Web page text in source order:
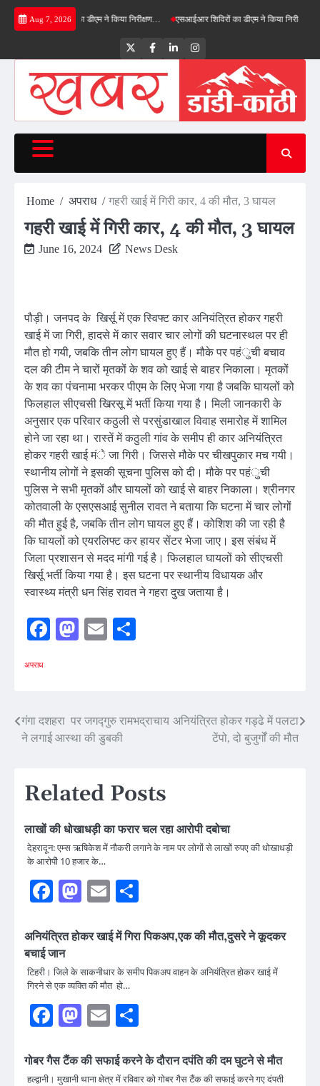
Skip
Aug 7, 2026
बाईपास का डीएम ने किया निरीक्षण… एसआईआर शिविरों का डीएम ने किया निरीक्षण,
TwitterFacebookLinkedInInstagram
Home अपराध गहरी खाई में गिरी कार, 4 की मौत, 3 घायल
गहरी खाई में गिरी कार, 4 की मौत, 3 घायल
June 16, 2024 News Desk
पौड़ी। जनपद के खिर्सू में एक स्विफ्ट कार अनियंत्रित होकर गहरी
खाई में जा गिरी, हादसे में कार सवार चार लोगों की घटनास्थल पर ही
मौत हो गयी, जबकि तीन लोग घायल हुए हैं। मौके पर पहंुची बचाव
दल की टीम ने चारों मृतकों के शव को खाई से बाहर निकाला। मृतकों
के शव का पंचनामा भरकर पीएम के लिए भेजा गया है जबकि घायलों को
फिलहाल सीएचसी खिरसू में भर्ती किया गया है। मिली जानकारी के
अनुसार एक परिवार कठुली से परसुंडाखाल विवाह समारोह में शामिल
होने जा रहा था। रास्तें में कठुली गांव के समीप ही कार अनियंत्रित
होकर गहरी खाई मंे जा गिरी। जिससे मौके पर चीखपुकार मच गयी।
स्थानीय लोगों ने इसकी सूचना पुलिस को दी। मौके पर पहंुची
पुलिस ने सभी मृतकों और घायलों को खाई से बाहर निकाला। श्रीनगर
कोतवाली के एसएसआई सुनील रावत ने बताया कि घटना में चार लोगों
की मौत हुई है, जबकि तीन लोग घायल हुए हैं। कोशिश की जा रही है
कि घायलों को एयरलिफ्ट कर हायर सेंटर भेजा जाए। इस संबंध में
जिला प्रशासन से मदद मांगी गई है। फिलहाल घायलों को सीएचसी
खिर्सू भर्ती किया गया है। इस घटना पर स्थानीय विधायक और
स्वास्थ्य मंत्री धन सिंह रावत ने गहरा दुख जताया है।
Facebook
Mastodon
Email
अपराध
Post
navigation
गंगा दशहरा पर जगद्गुरु रामभद्राचाय
ने लगाई आस्था की डुबकी
अनियंत्रित होकर गड्ढे में पलटा
टेंपो, दो बुजुर्गों की मौत
Related Posts
लाखों की धोखाधड़ी का फरार चल रहा आरोपी दबोचा
देहरादून: एम्स ऋषिकेश में नौकरी लगाने के नाम पर लोगों से लाखों रुपए की धोखाधड़ी
के आरोपीे 10 हजार के…
Facebook
Mastodon
Email
अनियंत्रित होकर खाई में गिरा पिकअप,एक की मौत,दुसरे ने कूदकर
बचाई जान
टिहरी। जिले के साकनीधार के समीप पिकअप वाहन के अनियंत्रित होकर खाई में
गिरने से एक व्यक्ति की मौत हो…
Facebook
Mastodon
Email
गोबर गैस टैंक की सफाई करने के दौरान दपंति की दम घुटने से मौत
हल्द्वानी। मुखानी थाना क्षेत्र में रविवार को गोबर गैस टैंक की सफाई करने गए दंपती